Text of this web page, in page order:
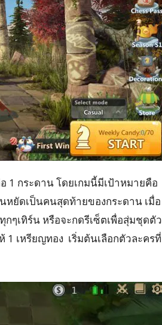
1 กระดาน โดยเกมนี้มีเป้าหมายคือ
หยัดเป็นคนสุดท้ายของกระดาน เมื่อ
กๆเทิร์น หรือจะกดรีเซ็ตเพื่อสุ่มชุดตัว
1 เหรียญทอง เริ่มต้นเลือกตัวละครที่